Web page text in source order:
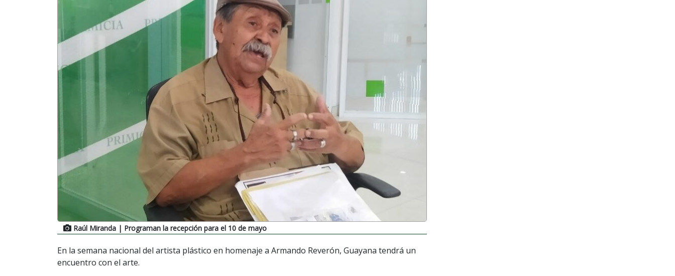
Raúl Miranda | Programan la recepción para el 10 de mayo
En la semana nacional del artista plástico en homenaje a Armando Reverón, Guayana tendrá un
encuentro con el arte.